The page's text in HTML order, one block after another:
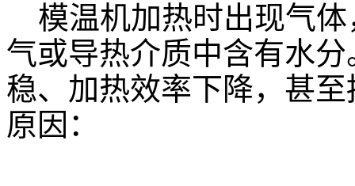
模温机加热时出现气体
气或导热介质中含有水
稳、加热效率下降，甚
原因：